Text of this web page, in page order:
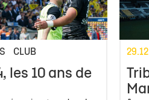
TOP 14
général
Catégorie U8
Contact Mécénat
Liens Utiles
CLUB
les 10 ans de